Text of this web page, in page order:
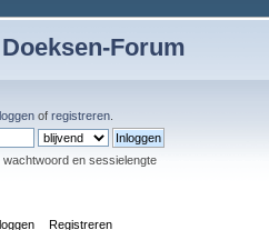
Forum
of registreren
en sessielengte
Registreren